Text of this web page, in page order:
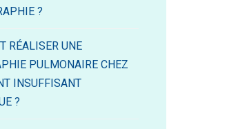
?
RÉALISER UNE
PULMONAIRE CHEZ
INSUFFISANT
?